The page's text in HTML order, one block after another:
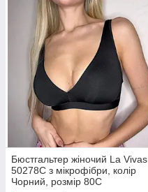
Бюстгальтер жіночий La Vivas
50278С з мікрофібри, колір
Чорний, розмір 80C